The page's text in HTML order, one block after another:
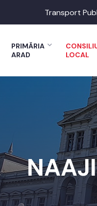
Transport
PRIMĂRIA
ARAD
LOCAL